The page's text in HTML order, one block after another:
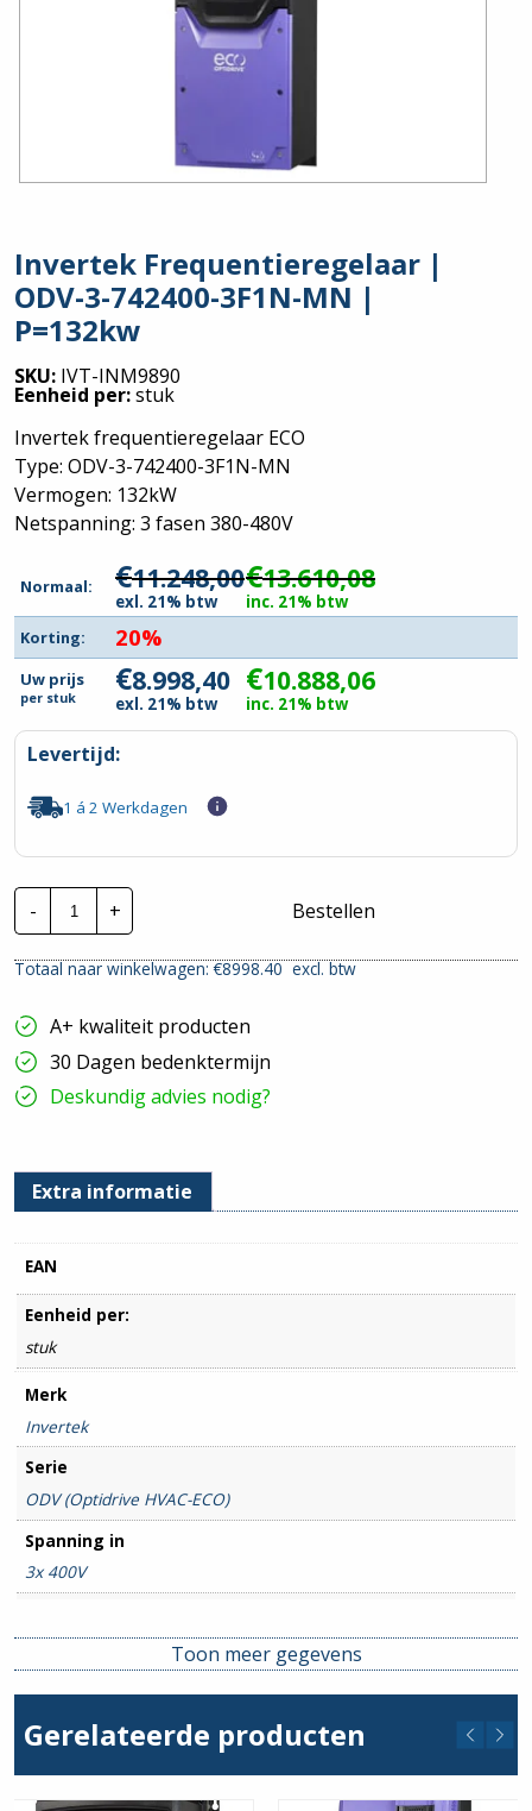
Invertek Frequentieregelaar |
ODV-3-742400-3F1N-MN |
P=132kw
SKU: IVT-INM9890
Eenheid per:stuk
Invertek frequentieregelaar ECO
Type: ODV-3-742400-3F1N-MN
Vermogen: 132kW
Netspanning: 3 fasen 380-480V
Normaal: €11.248,00
exl. 21% btw
€13.610,08
inc. 21% btw
Korting:
20%
Uw prijs
per stuk €8.998,40
exl. 21% btw
€10.888,06
inc. 21% btw
Levertijd:
1 á 2 Werkdagen
-
Invertek
Frequentieregelaar
|
3-
3F1N-
MN
|
P=132kw
hoeveelheid
+ Bestellen
Totaal naar winkelwagen: €8998.40excl. btw
A+ kwaliteit producten
30 Dagen bedenktermijn
Deskundig advies nodig?
Extra informatie
EAN
Eenheid per:
stuk
Merk
Invertek
Serie
ODV (Optidrive HVAC-ECO)
Spanning in
3x 400V
3x 400V
Toon meer gegevens
Gerelateerde producten